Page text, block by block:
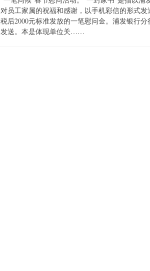
员工家属的祝福和感谢，以手机彩信的形式
后2000元标准发放的一笔慰问金。浦发银行
发送。本是体现单位关……